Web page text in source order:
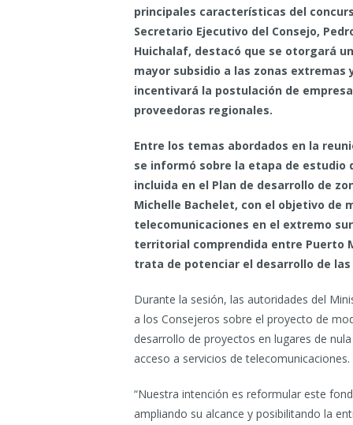
principales características del
Secretario Ejecutivo del Consejo,
Huichalaf, destacó que se otorgará un
mayor subsidio a las zonas extremas
incentivará la postulación de
proveedoras regionales.
Entre los temas abordados en la
se informó sobre la etapa de estudio
incluida en el Plan de desarrollo de
Michelle Bachelet, con el objetivo
telecomunicaciones en el extremo
territorial comprendida entre Puerto
trata de potenciar el desarrollo de
Durante la sesión, las autoridades del
a los Consejeros sobre el proyecto de
desarrollo de proyectos en lugares de
acceso a servicios de telecomunicaciones.
“Nuestra intención es reformular este
ampliando su alcance y posibilitando la